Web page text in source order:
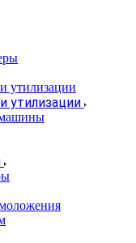
утилизации